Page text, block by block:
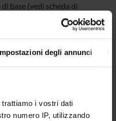
degli annunci
trattiamo i vostri dati
numero IP, utilizzando
base (vedi scheda di
meno delle reazioni avverse
di avere avuto
di segnalazione delle
la scheda;